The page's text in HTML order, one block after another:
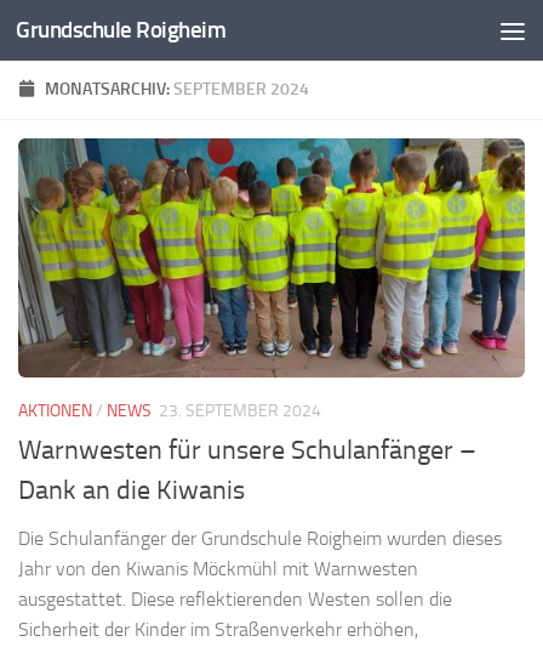
Zum Inhalt springen
Grundschule Roigheim
MONATSARCHIV:SEPTEMBER 2024
AKTIONEN/ NEWS 23. SEPTEMBER 2024
Warnwesten für unsere Schulanfänger –
Dank an die Kiwanis
Die Schulanfänger der Grundschule Roigheim wurden dieses
Jahr von den Kiwanis Möckmühl mit Warnwesten
ausgestattet. Diese reflektierenden Westen sollen die
Sicherheit der Kinder im Straßenverkehr erhöhen,